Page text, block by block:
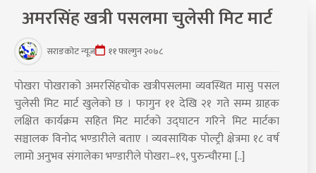
अमरसिंह खत्री पसलमा चुलेसी मिट मार्ट
सराङकोट न्यूज ११ फाल्गुन २०७८
पोखरा पोखराको अमरसिंहचोक खत्रीपसलमा व्यवस्थित मासु पसल
चुलेसी मिट मार्ट खुलेको छ । फागुन ११ देखि २१ गते सम्म ग्राहक
लक्षित कार्यक्रम सहित मिट मार्टको उद्घाटन गरिने मिट मार्टका
सञ्चालक विनोद भण्डारीले बताए । व्यवसायिक पोल्ट्री क्षेत्रमा १८ वर्ष
लामो अनुभव संगालेका भण्डारीले पोखरा–१९, पुरुन्चौरमा [..]